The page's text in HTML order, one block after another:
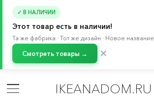
✓ В НАЛИЧИИ
Этот товар есть в наличии!
Та же фабрика · Тот же дизайн · Новое название
Смотреть товары → ✕
IKEANADOM.RU
/
Система хранения БЕСТО /
Тумбы под телевизор БЕСТО